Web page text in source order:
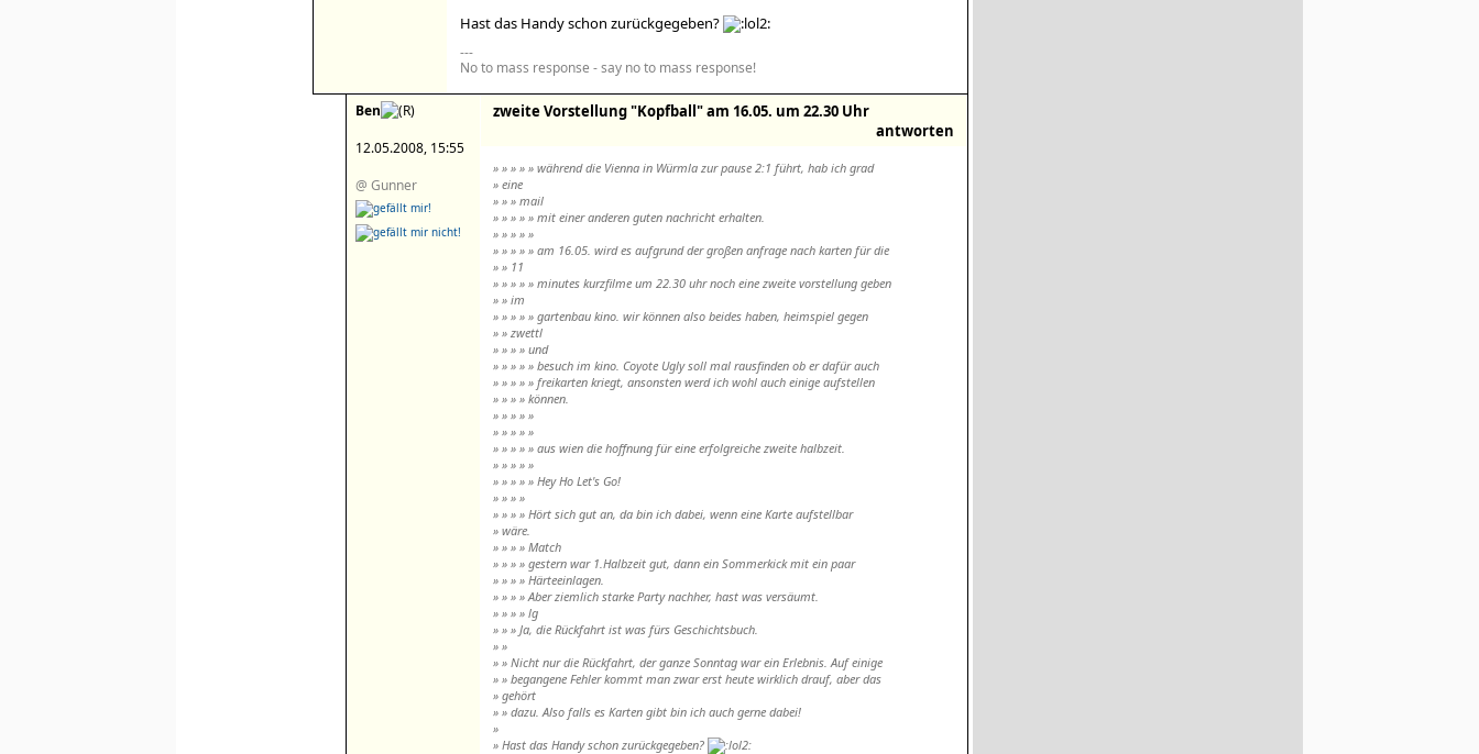
Hast das Handy schon zurückgegeben?
---
No to mass response - say no to mass response!
Ben
12.05.2008, 15:55
@ Gunner
zweite Vorstellung "Kopfball" am 16.05. um 22.30 Uhr
antworten
» » » » » während die Vienna in Würmla zur pause 2:1 führt, hab ich grad
» eine
» » » mail
» » » » » mit einer anderen guten nachricht erhalten.
» » » » »
» » » » » am 16.05. wird es aufgrund der großen anfrage nach karten für die
» » 11
» » » » » minutes kurzfilme um 22.30 uhr noch eine zweite vorstellung geben
» » im
» » » » » gartenbau kino. wir können also beides haben, heimspiel gegen
» » zwettl
» » » » und
» » » » » besuch im kino. Coyote Ugly soll mal rausfinden ob er dafür auch
» » » » » freikarten kriegt, ansonsten werd ich wohl auch einige aufstellen
» » » » können.
» » » » »
» » » » »
» » » » » aus wien die hoffnung für eine erfolgreiche zweite halbzeit.
» » » » »
» » » » » Hey Ho Let's Go!
» » » »
» » » » Hört sich gut an, da bin ich dabei, wenn eine Karte aufstellbar
» wäre.
» » » » Match
» » » » gestern war 1.Halbzeit gut, dann ein Sommerkick mit ein paar
» » » » Härteeinlagen.
» » » » Aber ziemlich starke Party nachher, hast was versäumt.
» » » » lg
» » » Ja, die Rückfahrt ist was fürs Geschichtsbuch.
» »
» » Nicht nur die Rückfahrt, der ganze Sonntag war ein Erlebnis. Auf einige
» » begangene Fehler kommt man zwar erst heute wirklich drauf, aber das
» gehört
» » dazu. Also falls es Karten gibt bin ich auch gerne dabei!
»
» Hast das Handy schon zurückgegeben?